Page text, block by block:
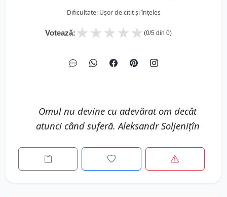
Dificultate: Ușor de citit și înțeles
Votează: ★
★
★
★
★ (0/5 din 0)
Omul nu devine cu adevărat om decât
atunci când suferă. Aleksandr Soljenițîn